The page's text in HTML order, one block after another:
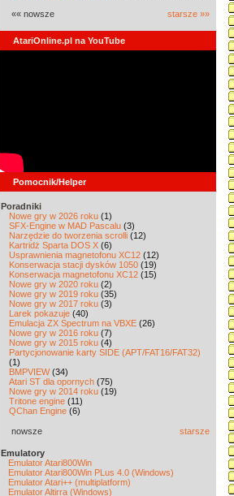
«« nowsze starsze »»
AtariOnline.pl na YouTube
Pomocnik/Helper
Poradniki
Nowe gry w 2026 roku (1)
SFX-Engine w MAD Pascalu (3)
Narzędzie do tworzenia scrolli (12)
Kartridż Sparta DOS X (6)
Usprawnienia magnetofonu XC12 (12)
Konserwacja stacji dysków 1050 (19)
Konserwacja magnetofonu XC12 (15)
Nowe gry w 2020 roku (2)
Nowe gry w 2019 roku (35)
Nowe gry w 2017 roku (3)
Larek pokazuje (40)
Emulacja ZX Spectrum na VBXE (26)
Nowe gry w 2016 roku (7)
Nowe gry w 2015 roku (4)
Partycjonowanie karty SIDE (APT/FAT16/FAT32)
(1)
BMPVIEW(34)
Atari ST dla opornych (75)
Nowe gry w 2014 roku (19)
Tritone engine (11)
QChan Engine (6)
nowsze starsze
Emulatory
Emulator Atari800Win
Emulator Atari800Win PLus 4.0 (Windows)
Emulator Atari++ (multiplatform)
Emulator Altirra (Windows)